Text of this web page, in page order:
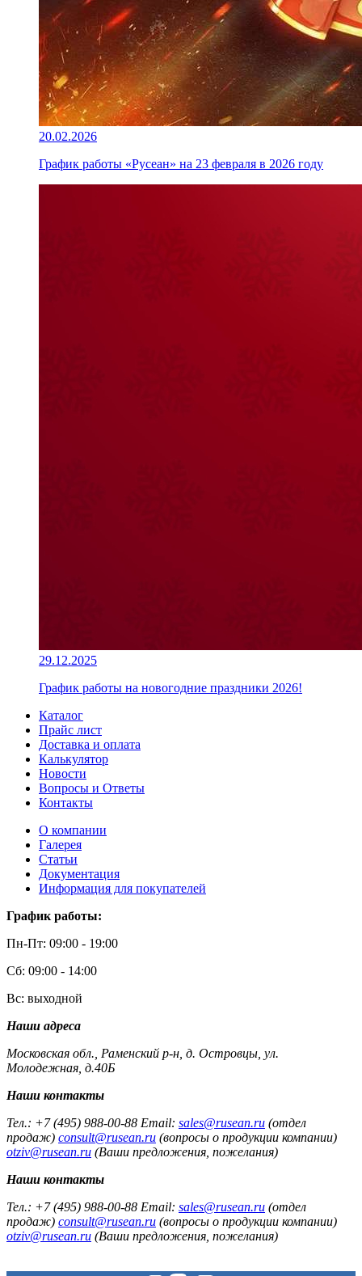
20.02.2026
График работы «Русеан» на 23 февраля в 2026 году
29.12.2025
График работы на новогодние праздники 2026!
Каталог
Прайс лист
Доставка и оплата
Калькулятор
Новости
Вопросы и Ответы
Контакты
О компании
Галерея
Статьи
Документация
Информация для покупателей
График работы:
Пн-Пт: 09:00 - 19:00
Сб: 09:00 - 14:00
Вс: выходной
Наши адреса
Московская обл., Раменский р-н, д. Островцы, ул.
Молодежная, д.40Б
Наши контакты
Тел.: +7 (495) 988-00-88 Email: sales@rusean.ru (отдел
продаж) consult@rusean.ru (вопросы о продукции компании)
otziv@rusean.ru (Ваши предложения, пожелания)
Наши контакты
Тел.: +7 (495) 988-00-88 Email: sales@rusean.ru (отдел
продаж) consult@rusean.ru (вопросы о продукции компании)
otziv@rusean.ru (Ваши предложения, пожелания)